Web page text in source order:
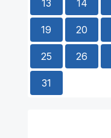
13 14
19 20
25 26
31